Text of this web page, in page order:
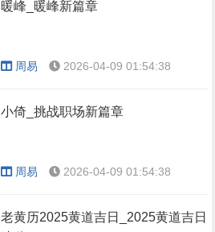
暖峰_暖峰新篇章
周易 2026-04-09 01:54:38
小倚_挑战职场新篇章
周易 2026-04-09 01:54:38
老黄历2025黄道吉日_2025黄道吉日